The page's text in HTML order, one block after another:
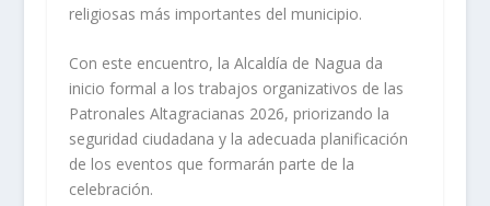
religiosas más importantes del municipio.
Con este encuentro, la Alcaldía de Nagua da
inicio formal a los trabajos organizativos de las
Patronales Altagracianas 2026, priorizando la
seguridad ciudadana y la adecuada planificación
de los eventos que formarán parte de la
celebración.